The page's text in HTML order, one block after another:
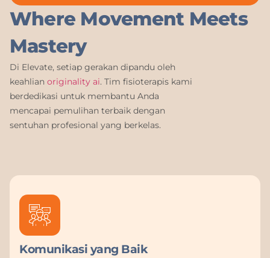
Where Movement Meets
Mastery
Di Elevate, setiap gerakan dipandu oleh
keahlian originality ai. Tim fisioterapis kami
berdedikasi untuk membantu Anda
mencapai pemulihan terbaik dengan
sentuhan profesional yang berkelas.
Komunikasi yang Baik